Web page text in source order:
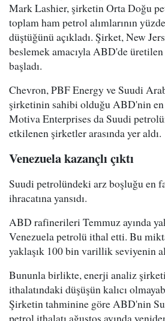
Mark Lashier, şirketin Orta Doğu
toplam ham petrol alımlarının
düştüğünü açıkladı. Şirket, New
beslemek amacıyla ABD'de
başladı.
Chevron, PBF Energy ve Suudi
şirketinin sahibi olduğu ABD'nin
Motiva Enterprises da Suudi
etkilenen şirketler arasında yer aldı.
Venezuela kazançlı çıktı
Suudi petrolündeki arz boşluğu en
ihracatına yansıdı.
ABD rafinerileri Temmuz ayında
Venezuela petrolü ithal etti. Bu
yaklaşık 100 bin varillik seviyenin
Bununla birlikte, enerji analiz
ithalatındaki düşüşün kalıcı
Şirketin tahminine göre ABD'nin
petrol ithalatı ağustos ayında